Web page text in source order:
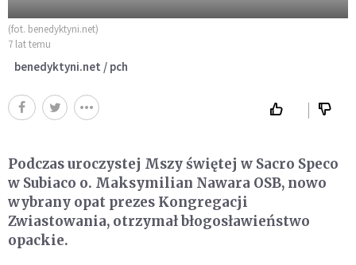
(fot. benedyktyni.net)
7 lat temu
benedyktyni.net / pch
Podczas uroczystej Mszy świętej w Sacro Speco
w Subiaco o. Maksymilian Nawara OSB, nowo
wybrany opat prezes Kongregacji
Zwiastowania, otrzymał błogosławieństwo
opackie.